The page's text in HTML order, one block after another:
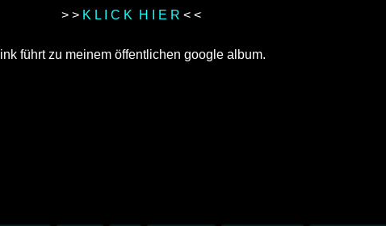
> > K L I C K H I E R < <
link führt zu meinem öffentlichen google album.